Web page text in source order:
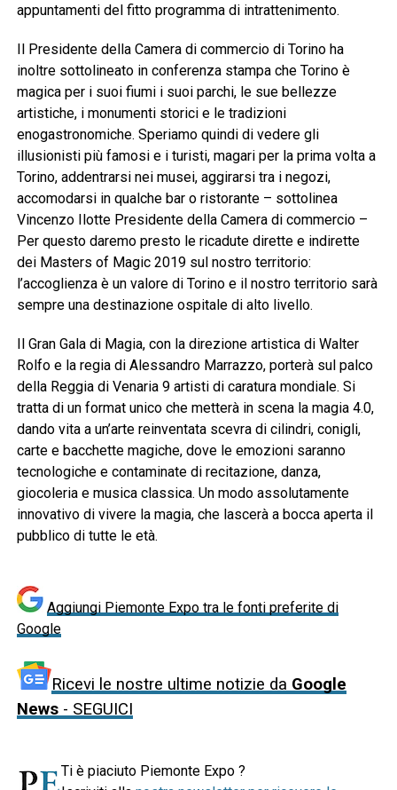
appuntamenti del fitto programma di intrattenimento.
Il Presidente della Camera di commercio di Torino ha
inoltre sottolineato in conferenza stampa che Torino è
magica per i suoi fiumi i suoi parchi, le sue bellezze
artistiche, i monumenti storici e le tradizioni
enogastronomiche. Speriamo quindi di vedere gli
illusionisti più famosi e i turisti, magari per la prima volta a
Torino, addentrarsi nei musei, aggirarsi tra i negozi,
accomodarsi in qualche bar o ristorante – sottolinea
Vincenzo Ilotte Presidente della Camera di commercio –
Per questo daremo presto le ricadute dirette e indirette
dei Masters of Magic 2019 sul nostro territorio:
l’accoglienza è un valore di Torino e il nostro territorio sarà
sempre una destinazione ospitale di alto livello.
Il Gran Gala di Magia, con la direzione artistica di Walter
Rolfo e la regia di Alessandro Marrazzo, porterà sul palco
della Reggia di Venaria 9 artisti di caratura mondiale. Si
tratta di un format unico che metterà in scena la magia 4.0,
dando vita a un’arte reinventata scevra di cilindri, conigli,
carte e bacchette magiche, dove le emozioni saranno
tecnologiche e contaminate di recitazione, danza,
giocoleria e musica classica. Un modo assolutamente
innovativo di vivere la magia, che lascerà a bocca aperta il
pubblico di tutte le età.
Aggiungi Piemonte Expo tra le fonti preferite di
Google
Ricevi le nostre ultime notizie da Google
News- SEGUICI
Ti è piaciuto Piemonte Expo ?